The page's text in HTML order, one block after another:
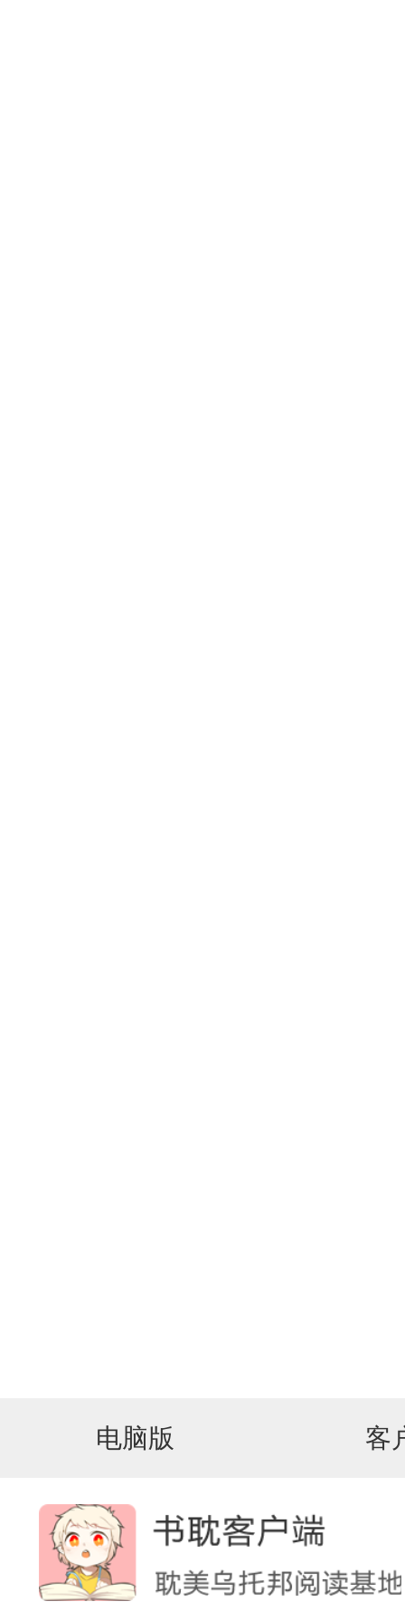
电脑版 客